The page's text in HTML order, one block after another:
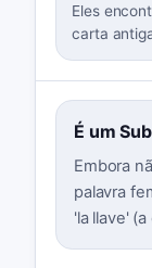
Eles
carta
É um
Embora
palavra
'la llave'